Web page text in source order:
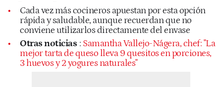
Cada vez más cocineros apuestan por esta opción
rápida y saludable, aunque recuerdan que no
conviene utilizarlos directamente del envase
Otras noticias : Samantha Vallejo-Nágera, chef: "La
mejor tarta de queso lleva 9 quesitos en porciones,
3 huevos y 2 yogures naturales"